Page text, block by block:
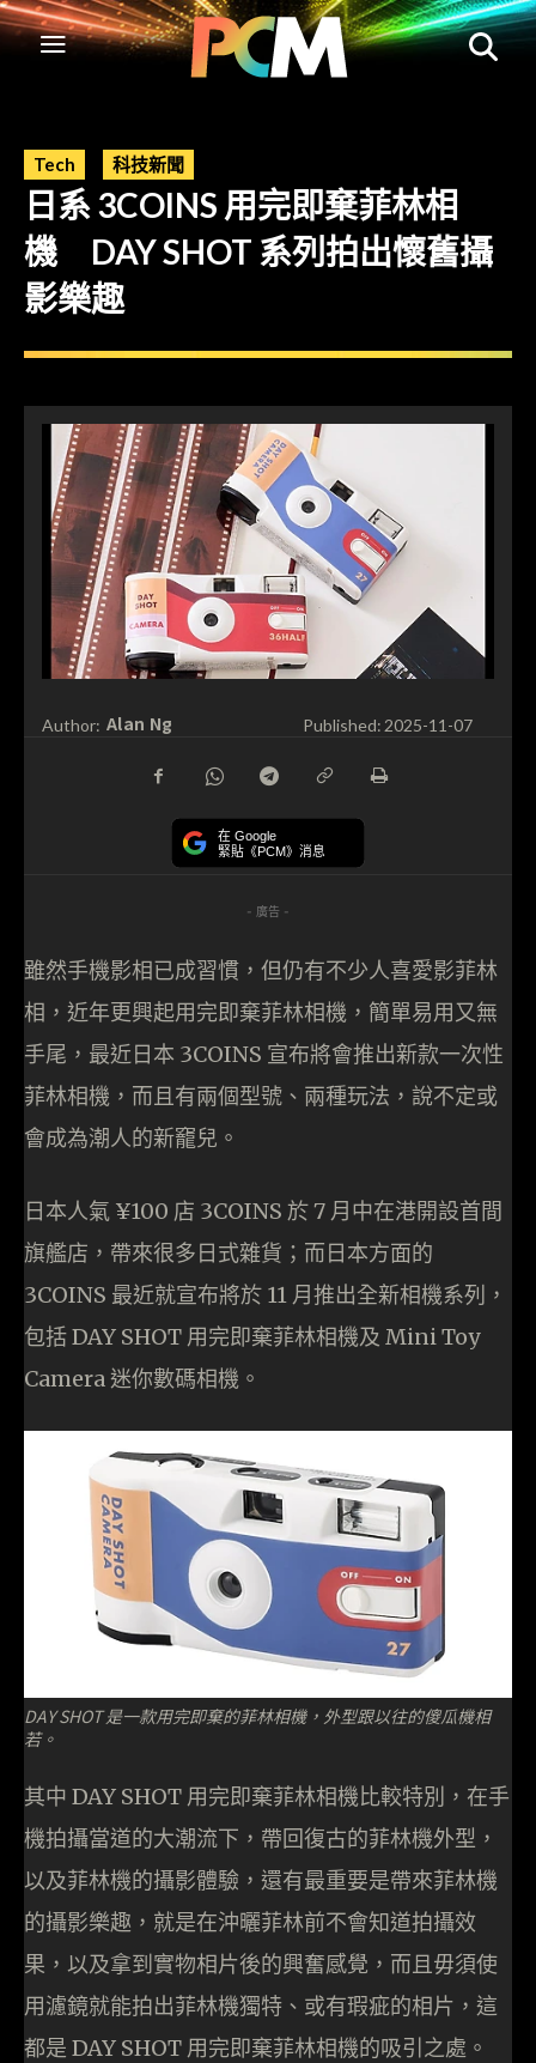
Tech 科技新聞
日系 3COINS 用完即棄菲林相
機 DAY SHOT 系列拍出懷舊攝
影樂趣
Author: Alan Ng Published: 2025-11-07
在 Google
緊貼《PCM》消息
- 廣告 -
雖然手機影相已成習慣，但仍有不少人喜愛影菲林
相，近年更興起用完即棄菲林相機，簡單易用又無
手尾，最近日本 3COINS 宣布將會推出新款一次性
菲林相機，而且有兩個型號、兩種玩法，說不定或
會成為潮人的新竉兒。
日本人氣 ¥100 店 3COINS 於 7 月中在港開設首間
旗艦店，帶來很多日式雜貨；而日本方面的
3COINS 最近就宣布將於 11 月推出全新相機系列，
包括 DAY SHOT 用完即棄菲林相機及 Mini Toy
Camera 迷你數碼相機。
DAY SHOT 是一款用完即棄的菲林相機，外型跟以往的傻瓜機相
若。
其中 DAY SHOT 用完即棄菲林相機比較特別，在手
機拍攝當道的大潮流下，帶回復古的菲林機外型，
以及菲林機的攝影體驗，還有最重要是帶來菲林機
的攝影樂趣，就是在沖曬菲林前不會知道拍攝效
果，以及拿到實物相片後的興奮感覺，而且毋須使
用濾鏡就能拍出菲林機獨特、或有瑕疵的相片，這
都是 DAY SHOT 用完即棄菲林相機的吸引之處。